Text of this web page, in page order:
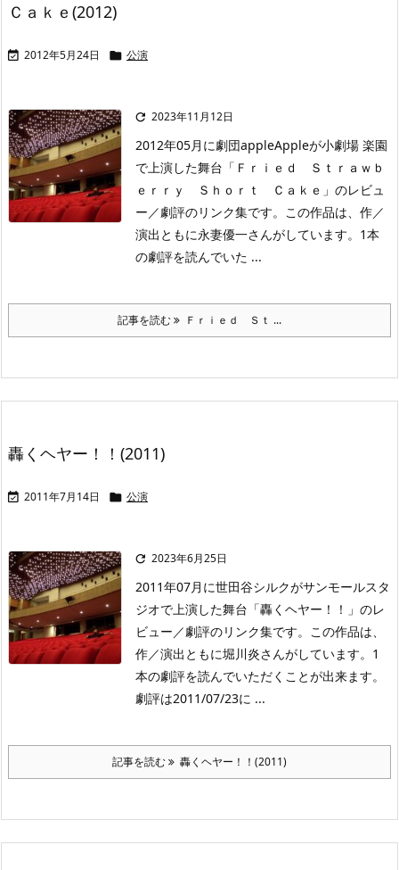
Ｃａｋｅ(2012)
 2012年5月24日  公演
 2023年11月12日
2012年05月に劇団appleAppleが小劇場 楽園
で上演した舞台「Ｆｒｉｅｄ Ｓｔｒａｗｂ
ｅｒｒｙ Ｓｈｏｒｔ Ｃａｋｅ」のレビュ
ー／劇評のリンク集です。この作品は、作／
演出ともに永妻優一さんがしています。1本
の劇評を読んでいた ...
記事を読む Ｆｒｉｅｄ Ｓｔ ...
轟くヘヤー！！(2011)
 2011年7月14日  公演
 2023年6月25日
2011年07月に世田谷シルクがサンモールスタ
ジオで上演した舞台「轟くヘヤー！！」のレ
ビュー／劇評のリンク集です。この作品は、
作／演出ともに堀川炎さんがしています。1
本の劇評を読んでいただくことが出来ます。
劇評は2011/07/23に ...
記事を読む 轟くヘヤー！！(2011)